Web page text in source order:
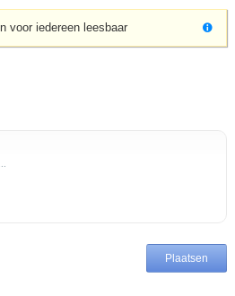
voor iedereen leesbaar